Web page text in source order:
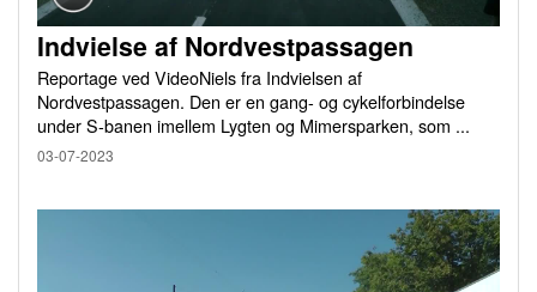
Indvielse af Nordvestpassagen
Reportage ved VideoNiels fra Indvielsen af
Nordvestpassagen. Den er en gang- og cykelforbindelse
under S-banen imellem Lygten og Mimersparken, som ...
03-07-2023